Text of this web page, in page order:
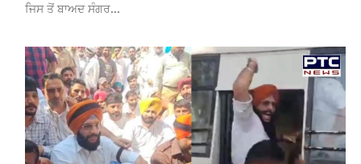
ਜਿਸ ਤੋਂ ਬਾਅਦ ਸੰਗਰ...